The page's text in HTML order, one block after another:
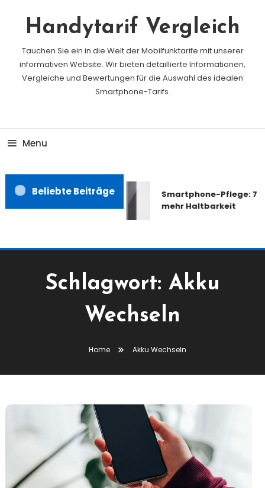
Handytarif Vergleich
Tauchen Sie ein in die Welt der Mobilfunktarife mit unserer
informativen Website. Wir bieten detaillierte Informationen,
Vergleiche und Bewertungen für die Auswahl des idealen
Smartphone-Tarifs.
Menu
Beliebte Beiträge
Smartphone-Pflege: 7
mehr Haltbarkeit
Schlagwort: Akku
Wechseln
Home Akku Wechseln